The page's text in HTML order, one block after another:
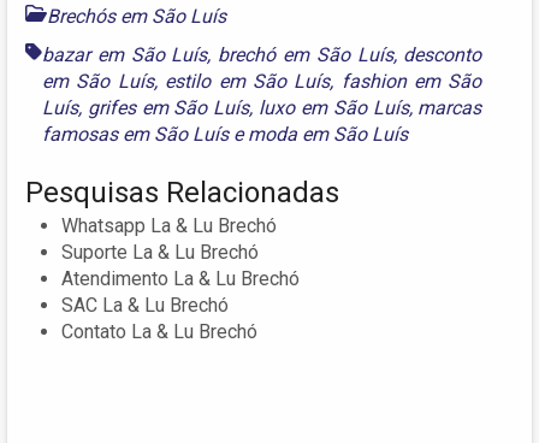
Brechós em São Luís
bazar em São Luís, brechó em São Luís, desconto
em São Luís, estilo em São Luís, fashion em São
Luís, grifes em São Luís, luxo em São Luís, marcas
famosas em São Luísemoda em São Luís
Pesquisas Relacionadas
Whatsapp La & Lu Brechó
Suporte La & Lu Brechó
Atendimento La & Lu Brechó
SAC La & Lu Brechó
Contato La & Lu Brechó